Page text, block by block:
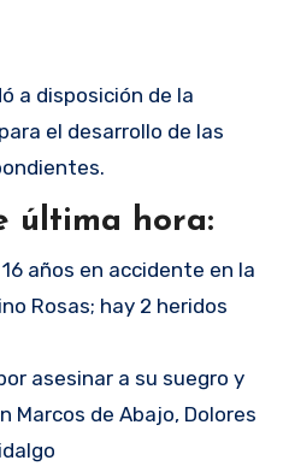
a disposición de la
el desarrollo de las
última hora:
años en accidente en la
Rosas; hay 2 heridos
asesinar a su suegro y
Marcos de Abajo, Dolores